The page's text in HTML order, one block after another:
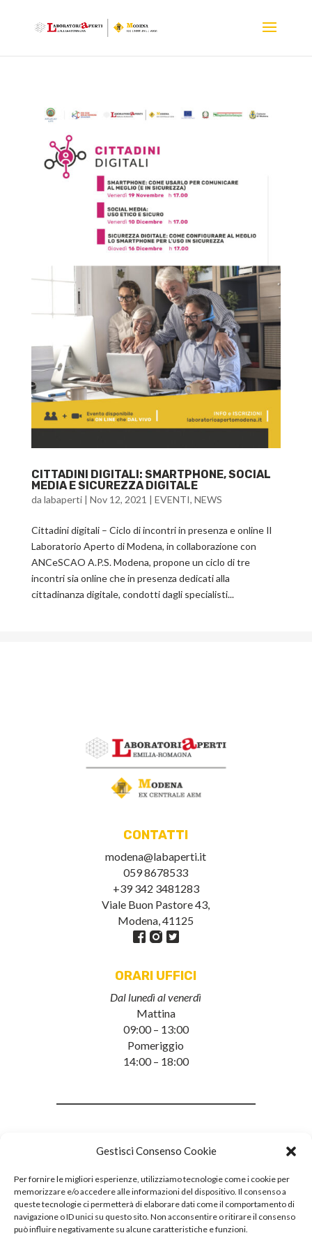
Gestisci Consenso Cookie
Per fornire le migliori esperienze, utilizziamo tecnologie come i cookie per
memorizzare e/o accedere alle informazioni del dispositivo. Il consenso a
queste tecnologie ci permetterà di elaborare dati come il comportamento di
navigazione o ID unici su questo sito. Non acconsentire o ritirare il consenso
può influire negativamente su alcune caratteristiche e funzioni.
CITTADINI DIGITALI: SMARTPHONE, SOCIAL
MEDIA E SICUREZZA DIGITALE
da labaperti| Nov 12, 2021 | EVENTI, NEWS
Cittadini digitali – Ciclo di incontri in presenza e online Il
Laboratorio Aperto di Modena, in collaborazione con
ANCeSCAO A.P.S. Modena, propone un ciclo di tre
incontri sia online che in presenza dedicati alla
cittadinanza digitale, condotti dagli specialisti...
CONTATTI
modena@labaperti.it
059 8678533
+39 342 3481283
Viale Buon Pastore 43,
Modena, 41125
ORARI UFFICI
Dal lunedì al venerdì
Mattina
09:00 – 13:00
Pomeriggio
14:00 – 18:00